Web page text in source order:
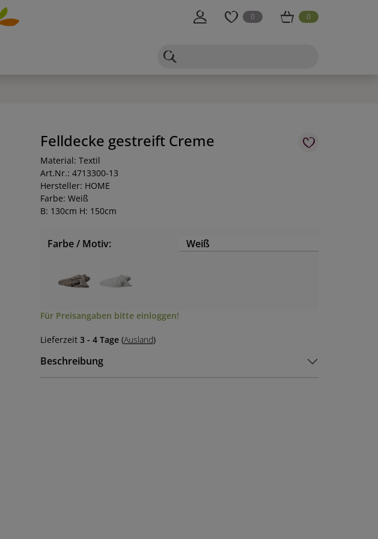
0 0
Felldecke gestreift Creme
Material: Textil
Art.Nr.: 4713300-13
Hersteller: HOME
Farbe: Weiß
B: 130cm H: 150cm
Farbe / Motiv: Weiß
Für Preisangaben bitte einloggen!
Lieferzeit 3 - 4 Tage(Ausland)
Beschreibung